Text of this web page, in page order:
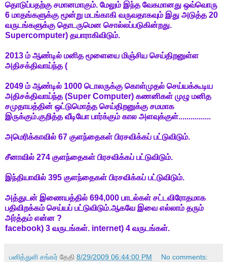
தொடுப்பதற்கு சமானமாகும். மேலும் இந்த வேகமானது ஒவ்வொரு
6 மாதங்களுக்கு மூன்று மடங்காகி வருவதாகவும் இது அடுத்த 20
வருடங்களுக்கு தொடருமென சொல்லப்படுகின்றது.
Supercomputer) தயாராகிவிடும்.
2013 ம் ஆண்டில் மனித மூளையை மிஞ்சிய செய்திறனுள்ள
அதிசக்திவாய்ந்த (
2049 ம் ஆண்டில் 1000 டொலருக்கு கொள்முதல் செய்யக்கூடிய
அதிசக்திவாய்ந்த (Super Computer) கணனிகள் முழு மனித
சமுதாயத்தின் ஒட்டுமொத்த செய்திறனுக்கு சமமாக
இருக்கும்.குறித்த வீடியோ பார்க்கும் கால அளவுக்குள்................
அமெரிக்காவில் 67 குளந்தைகள் பிரசவிக்கப் பட்டுவிடும்.
சீனாவில் 274 குளந்தைகள் பிரசவிக்கப் பட்டுவிடும்.
இந்தியாவில் 395 குளந்தைகள் பிரசவிக்கப் பட்டுவிடும்.
அத்துடன் இணையத்தில் 694,000 பாடல்கள் சட்டவிரோதமாக
பதிவிறக்கம் செய்யப் பட்டுவிடும்.ஆகவே இவை எல்லாம் தரும்
அர்த்தம் என்ன ?
facebook) 3 வருடங்கள். internet) 4 வருடங்கள்.
பனித்துளி சங்கர் தேதி 8/29/2009 06:44:00 PM No comments: